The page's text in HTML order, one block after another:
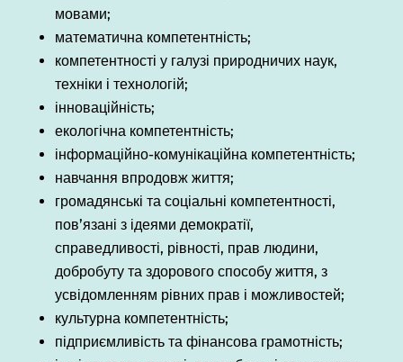
мовами;
математична компетентність;
компетентності у галузі природничих наук,
техніки і технологій;
інноваційність;
екологічна компетентність;
інформаційно-комунікаційна компетентність;
навчання впродовж життя;
громадянські та соціальні компетентності,
пов’язані з ідеями демократії,
справедливості, рівності, прав людини,
добробуту та здорового способу життя, з
усвідомленням рівних прав і можливостей;
культурна компетентність;
підприємливість та фінансова грамотність;